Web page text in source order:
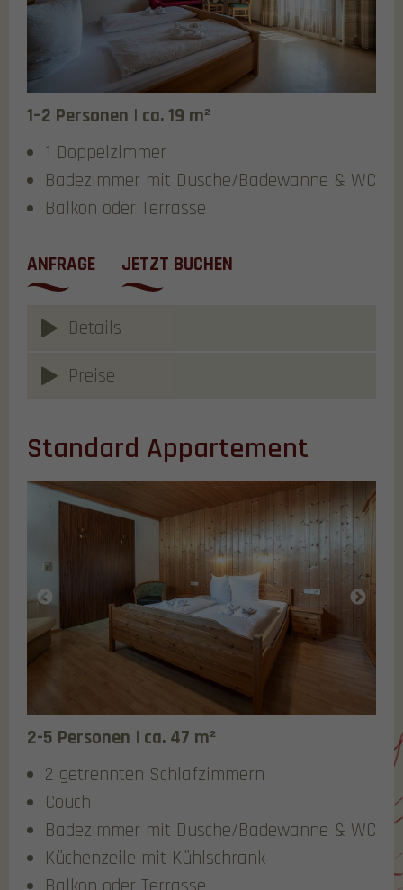
1–2 Personen | ca. 19 m²
1 Doppelzimmer
Badezimmer mit Dusche/Badewanne & WC
Balkon oder Terrasse
ANFRAGE JETZT BUCHEN
Details
Preise
Standard Appartement
2-5 Personen | ca. 47 m²
2 getrennten Schlafzimmern
Couch
Badezimmer mit Dusche/Badewanne & WC
Küchenzeile mit Kühlschrank